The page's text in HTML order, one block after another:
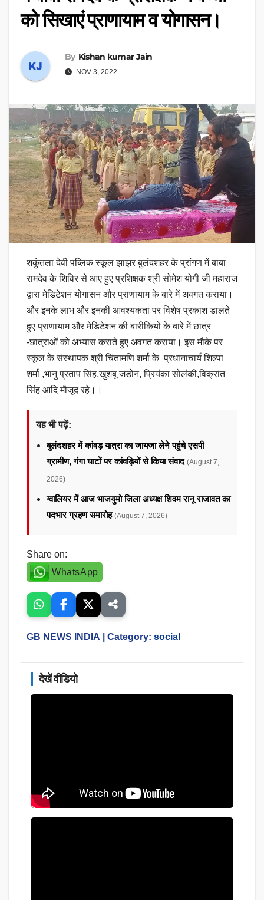
को सिखाएं प्राणायाम व योगासन।
By Kishan kumar Jain
NOV 3, 2022
शकुंतला देवी पब्लिक स्कूल झाझर बुलंदशहर के प्रांगण में बाबा
रामदेव के शिविर से आए हुए प्रशिक्षक श्री सोमेश योगी जी महाराज
द्वारा मेडिटेशन योगासन और प्राणायाम के बारे में अवगत कराया।
और इनके लाभ और इनकी आवश्यकता पर विशेष प्रकाश डालते
हुए प्राणायाम और मेडिटेशन की बारीकियों के बारे में छात्र
-छात्राओं को अभ्यास कराते हुए अवगत कराया। इस मौके पर
स्कूल के संस्थापक श्री चिंतामणि शर्मा के प्रधानाचार्य शिल्पा
शर्मा ,भानु प्रताप सिंह,खुशबू जडोंन, प्रियंका सोलंकी,विक्रांत
सिंह आदि मौजूद रहे।।
यह भी पढ़ें:
बुलंदशहर में कांवड़ यात्रा का जायजा लेने पहुंचे एसपी
ग्रामीण, गंगा घाटों पर कांवड़ियों से किया संवाद (August 7,
2026)
ग्वालियर में आज भाजयुमो जिला अध्यक्ष शिवम रानू राजावत का
पदभार ग्रहण समारोह (August 7, 2026)
Share on:
WhatsApp
GB NEWS INDIA | Category: social
देखें वीडियो